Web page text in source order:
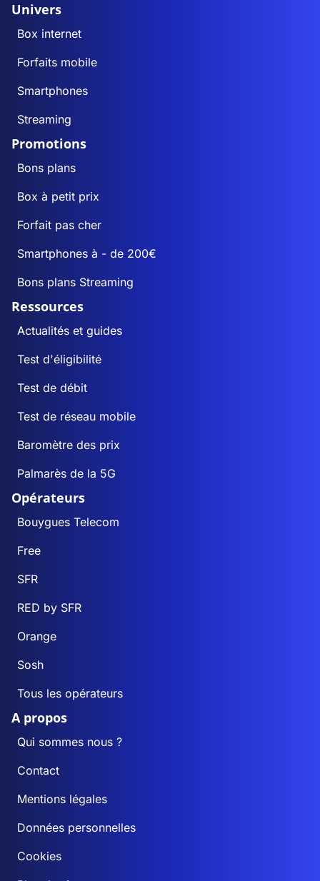
Univers
Box internet
Forfaits mobile
Smartphones
Streaming
Promotions
Bons plans
Box à petit prix
Forfait pas cher
Smartphones à - de 200€
Bons plans Streaming
Ressources
Actualités et guides
Test d'éligibilité
Test de débit
Test de réseau mobile
Baromètre des prix
Palmarès de la 5G
Opérateurs
Bouygues Telecom
Free
SFR
RED by SFR
Orange
Sosh
Tous les opérateurs
A propos
Qui sommes nous ?
Contact
Mentions légales
Données personnelles
Cookies